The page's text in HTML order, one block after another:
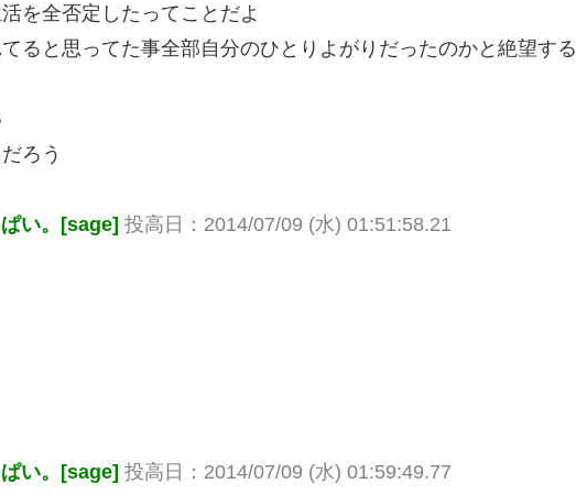
を全否定したってことだよ
ると思ってた事全部自分のひとりよがりだったのかと絶望する
ろう
い。[sage] 投高日：2014/07/09 (水) 01:51:58.21
い。[sage] 投高日：2014/07/09 (水) 01:59:49.77